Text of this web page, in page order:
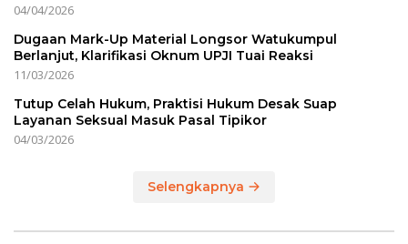
04/04/2026
Dugaan Mark-Up Material Longsor Watukumpul
Berlanjut, Klarifikasi Oknum UPJI Tuai Reaksi
11/03/2026
Tutup Celah Hukum, Praktisi Hukum Desak Suap
Layanan Seksual Masuk Pasal Tipikor
04/03/2026
Selengkapnya